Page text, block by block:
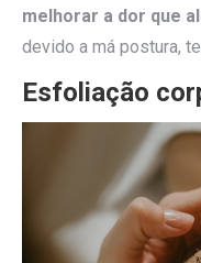
melhorar a dor que
devido a má postura,
Esfoliação